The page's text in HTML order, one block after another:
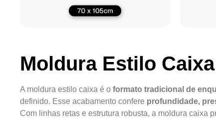
Moldura Estilo Caixa
A moldura estilo caixa é o formato tradicional de
definido. Esse acabamento confere profundidade,
Com linhas retas e estrutura robusta, a moldura caixa